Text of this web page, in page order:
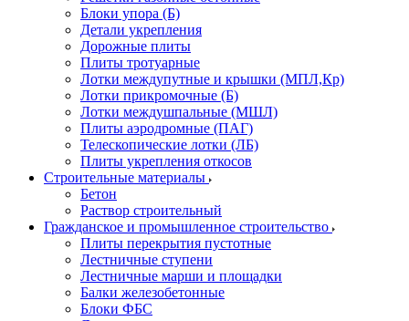
Блоки упора (Б)
Детали укрепления
Дорожные плиты
Плиты тротуарные
Лотки междупутные и крышки (МПЛ,Кр)
Лотки прикромочные (Б)
Лотки междушпальные (МШЛ)
Плиты аэродромные (ПАГ)
Телескопические лотки (ЛБ)
Плиты укрепления откосов
Строительные материалы
Бетон
Раствор строительный
Гражданское и промышленное строительство
Плиты перекрытия пустотные
Лестничные ступени
Лестничные марши и площадки
Балки железобетонные
Блоки ФБС